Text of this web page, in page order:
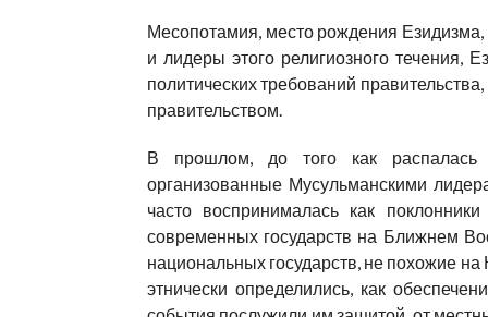
Месопотамия, место рождения
и лидеры этого религиозного течения,
политических требований
правительством.
В прошлом, до того как распалась
организованные Мусульманскими
часто воспринималась как
современных государств на Ближнем
национальных государств, не похожие
этнически определились, как